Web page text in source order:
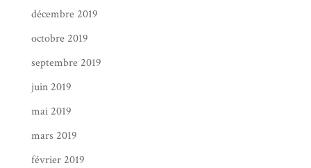
décembre 2019
octobre 2019
septembre 2019
juin 2019
mai 2019
mars 2019
février 2019